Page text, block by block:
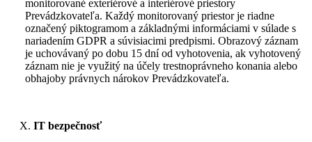
monitorované exteriérové a interiérové priestory
Prevádzkovateľa. Každý monitorovaný priestor je riadne
označený piktogramom a základnými informáciami v súlade s
nariadením GDPR a súvisiacimi predpismi. Obrazový záznam
je uchovávaný po dobu 15 dní od vyhotovenia, ak vyhotovený
záznam nie je využitý na účely trestnoprávneho konania alebo
obhajoby právnych nárokov Prevádzkovateľa.
IT bezpečnosť